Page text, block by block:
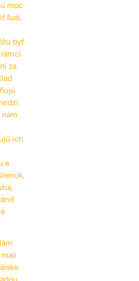
moc
ľudí,
byť
za
ich
a